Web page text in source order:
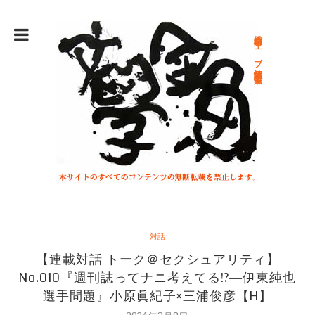
総合文学ウェブ情報誌 文学金魚
対話
【連載対話 トーク＠セクシュアリティ】
No.010『週刊誌ってナニ考えてる!?―伊東純也
選手問題』小原眞紀子×三浦俊彦【H】